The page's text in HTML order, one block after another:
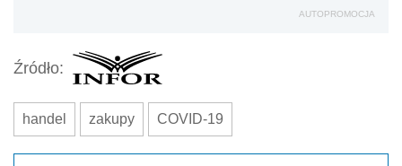
AUTOPROMOCJA
Źródło:
handel zakupy COVID-19